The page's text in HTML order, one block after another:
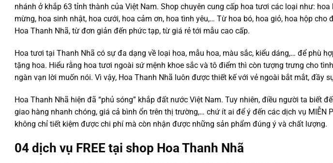
nhánh ở khắp 63 tỉnh thành của Việt Nam. Shop chuyên cung cấp hoa tươi các loại như:
mừng, hoa sinh nhật, hoa cưới, hoa cảm ơn, hoa tình yêu,… Từ hoa bó, hoa giỏ, hoa hộp cho
Hoa Thanh Nhã, từ đơn giản đến phức tạp, từ giá rẻ tới mẫu cao cấp.
Hoa tươi tại Thanh Nhã có sự đa dạng về loại hoa, mẫu hoa, màu sắc, kiểu dáng,… để phù
tặng hoa. Hiểu rằng hoa tươi ngoài sứ mệnh khoe sắc và tô điểm thì còn tượng trưng cho
ngàn vạn lời muốn nói. Vì vậy, Hoa Thanh Nhã luôn được thiết kế với vẻ ngoài bắt mắt, đầy
Hoa Thanh Nhã hiện đã “phủ sóng” khắp đất nước Việt Nam. Tuy nhiên, điều người ta biết
giao hàng nhanh chóng, giá cả bình ổn trên thị trường,… chứ ít ai để ý đến các dịch vụ MIỄN
không chỉ tiết kiệm được chi phí mà còn nhận được những sản phẩm đúng ý và chất lượng.
04 dịch vụ FREE tại shop Hoa Thanh Nhã